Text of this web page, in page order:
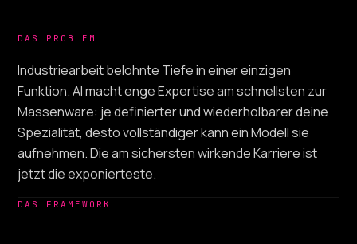
DAS PROBLEM
Industriearbeit belohnte Tiefe in einer einzigen
Funktion. AI macht enge Expertise am schnellsten zur
Massenware: je definierter und wiederholbarer deine
Spezialität, desto vollständiger kann ein Modell sie
aufnehmen. Die am sichersten wirkende Karriere ist
jetzt die exponierteste.
DAS FRAMEWORK